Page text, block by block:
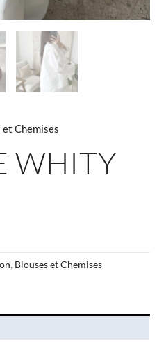
et Chemises
WHITY
, Blouses et Chemises